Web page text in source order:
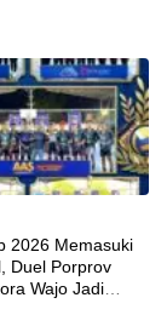
2026 Memasuki
Duel Porprov
Wajo Jadi
Ini